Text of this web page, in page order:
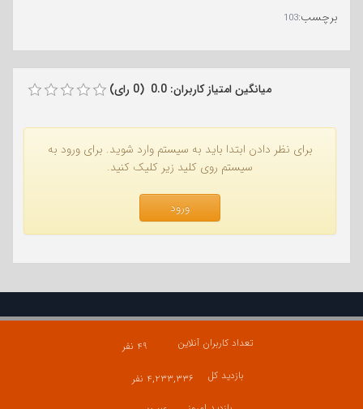
برچسب:
103
میانگین امتیاز کاربران: 0.0 (0 رای)
برای نظر دادن ابتدا باید به سیستم وارد شوید. برای ورود به
سیستم روی کلید زیر کلیک کنید.
ورود
تعداد کاربران آنلاین
۴۹ نفر
بازدید کل
۴,۲۳۳,۳۳۶ نفر